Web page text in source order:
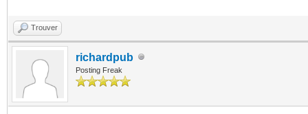
Trouver
richardpub
Posting Freak